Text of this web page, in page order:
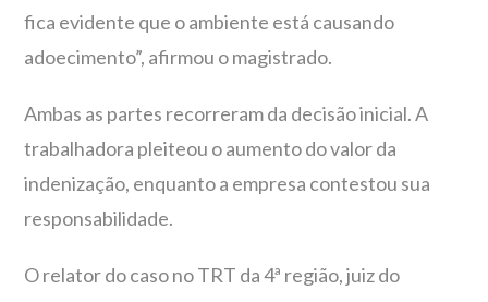
fica evidente que o ambiente está causando
adoecimento”, afirmou o magistrado.
Ambas as partes recorreram da decisão inicial. A
trabalhadora pleiteou o aumento do valor da
indenização, enquanto a empresa contestou sua
responsabilidade.
O relator do caso no TRT da 4ª região, juiz do